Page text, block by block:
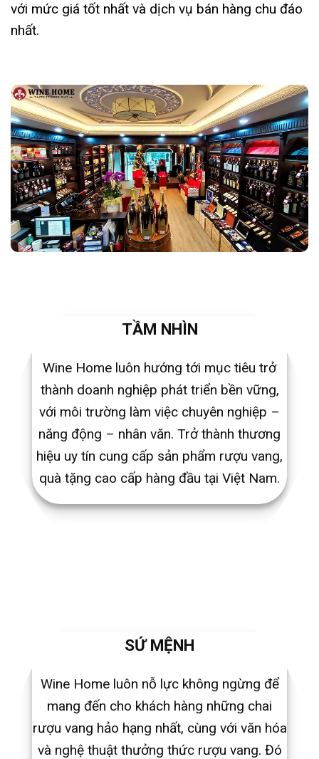
với mức giá tốt nhất và dịch vụ bán hàng chu đáo
nhất.
TẦM NHÌN
Wine Home luôn hướng tới mục tiêu trở
thành doanh nghiệp phát triển bền vững,
với môi trường làm việc chuyên nghiệp –
năng động – nhân văn. Trở thành thương
hiệu uy tín cung cấp sản phẩm rượu vang,
quà tặng cao cấp hàng đầu tại Việt Nam.
SỨ MỆNH
Wine Home luôn nỗ lực không ngừng để
mang đến cho khách hàng những chai
rượu vang hảo hạng nhất, cùng với văn hóa
và nghệ thuật thưởng thức rượu vang. Đó